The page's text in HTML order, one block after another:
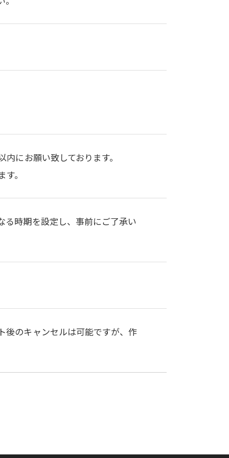
にお願い致しております。
。
る時期を設定し、事前にご了承い
後のキャンセルは可能ですが、作